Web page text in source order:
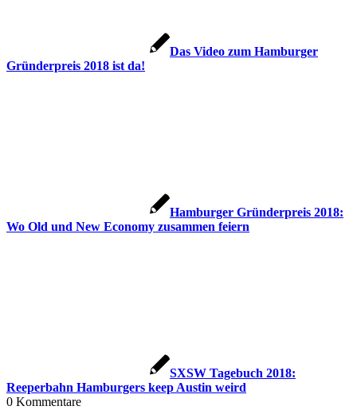
Das Video zum Hamburger
Gründerpreis 2018 ist da!
Hamburger Gründerpreis 2018:
Wo Old und New Economy zusammen feiern
SXSW Tagebuch 2018:
Reeperbahn Hamburgers keep Austin weird
0 Kommentare